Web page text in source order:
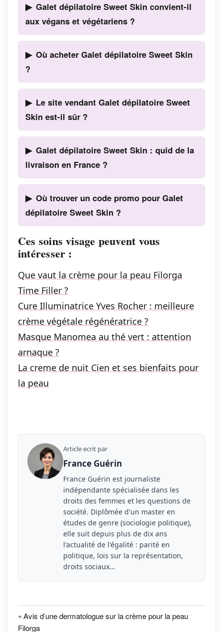
Galet dépilatoire Sweet Skin convient-il
aux végans et végétariens ?
Où acheter Galet dépilatoire Sweet Skin
?
Le site vendant Galet dépilatoire Sweet
Skin est-il sûr ?
Galet dépilatoire Sweet Skin : quid de la
livraison en France ?
Où trouver un code promo pour Galet
dépilatoire Sweet Skin ?
Ces soins visage peuvent vous
intéresser :
Que vaut la crème pour la peau Filorga
Time Filler ?
Cure Illuminatrice Yves Rocher : meilleure
crème végétale régénératrice ?
Masque Manomea au thé vert : attention
arnaque ?
La creme de nuit Cien et ses bienfaits pour
la peau
Article ecrit par
France Guérin
France Guérin est journaliste
indépendante spécialisée dans les
droits des femmes et les questions de
société. Diplômée d'un master en
études de genre (sociologie politique),
elle suit depuis plus de dix ans
l'actualité de l'égalité : parité en
politique, lois sur la représentation,
droits sociaux…
Dermatologie
Navigation
Previous
Post:
Avis d’une dermatologue sur la crème pour la peau
Filorga